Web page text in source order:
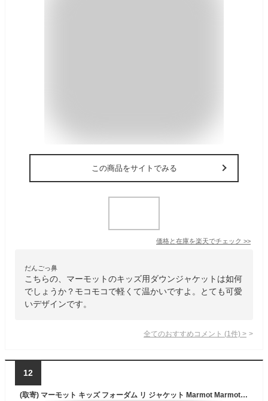
この商品をサイトでみる
価格と在庫を楽天でチェック >>
だんごっ鼻
こちらの、マーモットのキッズ用ダウンジャケットは如何
でしょうか？モコモコで軽くて温かいですよ。とても可愛
いデザインです。
全てのおすすめコメント (1 件) >
12
(取寄) マーモット キッズ フォーダム リ ジャケット Marmot Marmot Kids' Fordham II Jacket Sleet